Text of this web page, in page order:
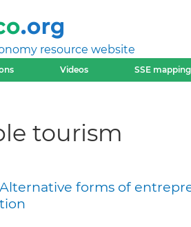
resource website
Videos SSE
tourism
Alternative forms of